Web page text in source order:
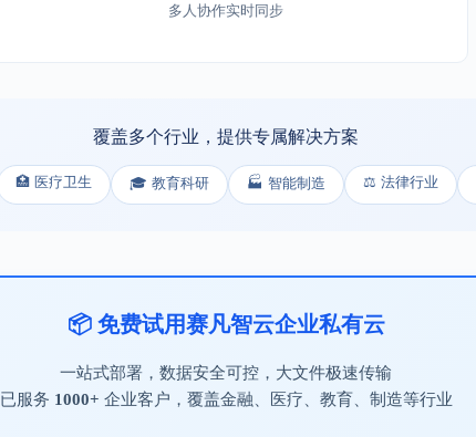
多人协作实时同步
覆盖多个行业，提供专属解决方案
🏥 医疗卫生 🎓 教育科研 🏭 智能制造 ⚖️ 法律行业
📦 免费试用赛凡智云企业私有云
一站式部署，数据安全可控，大文件极速传输
已服务 1000+ 企业客户，覆盖金融、医疗、教育、制造等行业